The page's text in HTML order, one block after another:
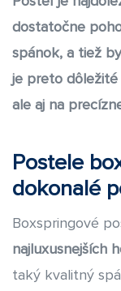
dostatočne
spánok, a tiež
je preto dôležité
ale aj na
Postele
dokonalé
Boxspringové
najluxusnejších
taký kvalitný
Naše dizajnové
obohatiť aj Vás o
stanú Vašou
kvalitného a